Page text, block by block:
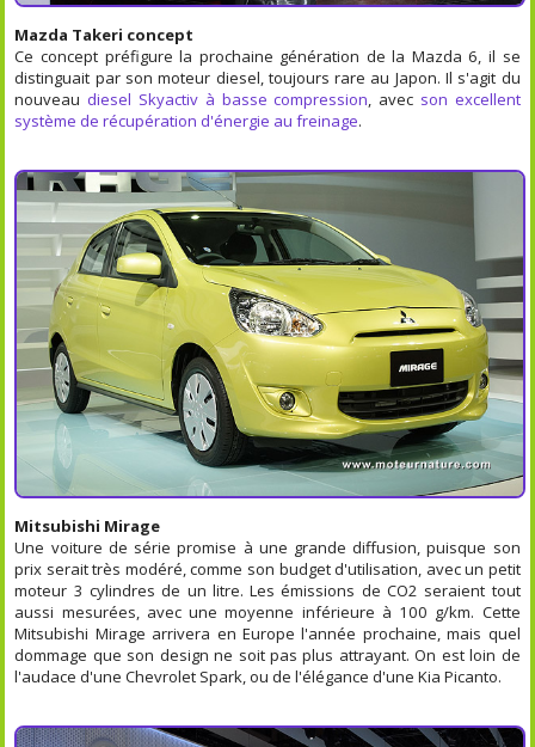
Mazda Takeri concept
Ce concept préfigure la prochaine génération de la Mazda 6, il se
distinguait par son moteur diesel, toujours rare au Japon. Il s'agit du
nouveau diesel Skyactiv à basse compression, avec son excellent
système de récupération d'énergie au freinage.
Mitsubishi Mirage
Une voiture de série promise à une grande diffusion, puisque son
prix serait très modéré, comme son budget d'utilisation, avec un petit
moteur 3 cylindres de un litre. Les émissions de CO2 seraient tout
aussi mesurées, avec une moyenne inférieure à 100 g/km. Cette
Mitsubishi Mirage arrivera en Europe l'année prochaine, mais quel
dommage que son design ne soit pas plus attrayant. On est loin de
l'audace d'une Chevrolet Spark, ou de l'élégance d'une Kia Picanto.